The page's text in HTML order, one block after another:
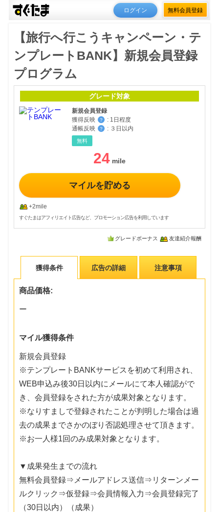
ログイン 無料会員登録
【旅行へ行こうキャンペーン・テ
ンプレートBANK】新規会員登録
プログラム
グレード対象
新規会員登録
獲得反映
？ : 1日程度
通帳反映
？ : ３日以内
無料
24
マイルを貯める
+2mile
すぐたまはアフィリエイト広告など、プロモーション広告を利用しています
グレードボーナス 友達紹介報酬
獲得条件 広告の詳細 注意事項
商品価格:
ー
マイル獲得条件
新規会員登録
※テンプレートBANKサービスを初めて利用され、
WEB申込み後30日以内にメールにて本人確認がで
き、会員登録をされた方が成果対象となります。
※なりすましで登録されたことが判明した場合は過
去の成果までさかのぼり否認処理させて頂きます。
※お一人様1回のみ成果対象となります。
▼成果発生までの流れ
無料会員登録⇒メールアドレス送信⇒リターンメー
ルクリック⇒仮登録⇒会員情報入力⇒会員登録完了
（30日以内）（成果）